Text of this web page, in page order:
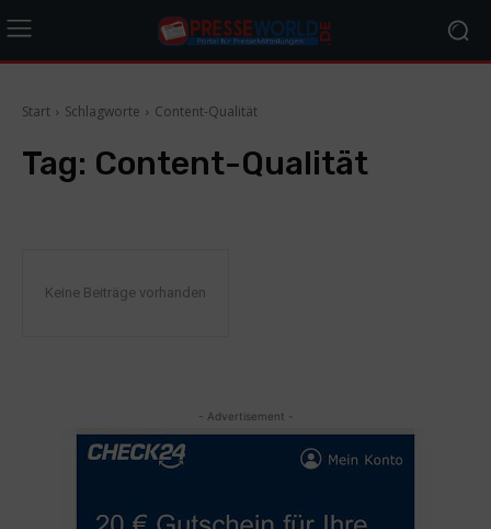
Start Schlagworte Content-Qualität
Tag: Content-Qualität
Keine Beiträge vorhanden
- Advertisement -